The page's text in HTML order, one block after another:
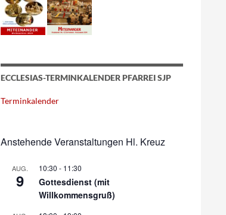
ECCLESIAS-TERMINKALENDER PFARREI SJP
Terminkalender
Anstehende Veranstaltungen Hl. Kreuz
AUG.
9
10:30 - 11:30
Gottesdienst (mit
Willkommensgruß)